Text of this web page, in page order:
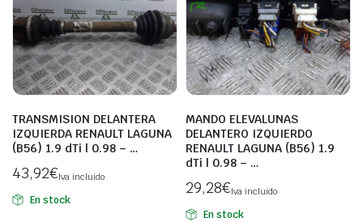
TRANSMISION DELANTERA
IZQUIERDA RENAULT LAGUNA
(B56) 1.9 dTi | 0.98 – …
43,92€Iva incluido
En stock
MANDO ELEVALUNAS
DELANTERO IZQUIERDO
RENAULT LAGUNA (B56) 1.9
dTi | 0.98 – …
29,28€Iva incluido
En stock